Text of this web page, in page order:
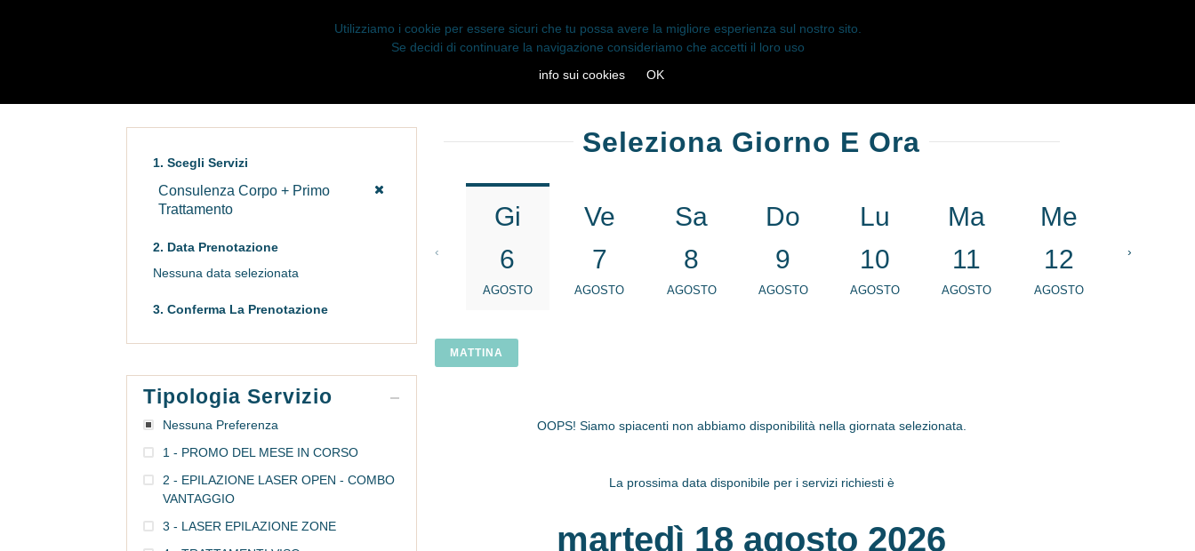
1. Scegli Servizi
Consulenza Corpo + Primo
Trattamento
2. Data Prenotazione
Nessuna data selezionata
3. Conferma La Prenotazione
Tipologia Servizio
Nessuna Preferenza
1 - PROMO DEL MESE IN CORSO
2 - EPILAZIONE LASER OPEN - COMBO
VANTAGGIO
3 - LASER EPILAZIONE ZONE
Seleziona Giorno E Ora
Gi
6
AGOSTO
Ve
7
AGOSTO
Sa
8
AGOSTO
Do
9
AGOSTO
Lu
10
AGOSTO
Ma
11
AGOSTO
Me
12
AGOSTO
‹ ›
MATTINA
OOPS! Siamo spiacenti non abbiamo disponibilità nella giornata selezionata.
La prossima data disponibile per i servizi richiesti è
martedì 18 agosto 2026
Utilizziamo i cookie per essere sicuri che tu possa avere la migliore esperienza sul nostro sito.
Se decidi di continuare la navigazione consideriamo che accetti il loro uso
info sui cookies
OK